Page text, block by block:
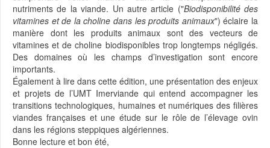
nutriments de la viande. Un autre article ("Biodisponibilité des
vitamines et de la choline dans les produits animaux") éclaire la
manière dont les produits animaux sont des vecteurs de
vitamines et de choline biodisponibles trop longtemps négligés.
Des domaines où les champs d’investigation sont encore
importants.
Également à lire dans cette édition, une présentation des enjeux
et projets de l’UMT Imerviande qui entend accompagner les
transitions technologiques, humaines et numériques des filières
viandes françaises et une étude sur le rôle de l’élevage ovin
dans les régions steppiques algériennes.
Bonne lecture et bon été,